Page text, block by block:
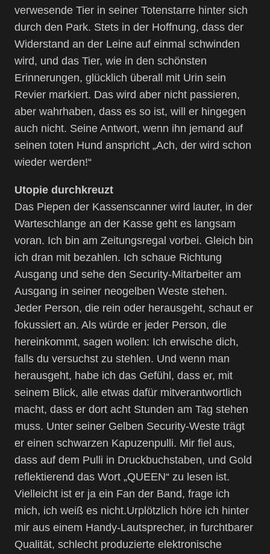
verwesende Tier in seiner Totenstarre hinter sich
durch den Park. Stets in der Hoffnung, dass der
Widerstand an der Leine auf einmal schwinden
wird, und das Tier, wie in den schönsten
Erinnerungen, glücklich überall mit Urin sein
Revier markiert. Das wird aber nicht passieren,
aber wahrhaben, dass es so ist, will er hingegen
auch nicht. Seine Antwort, wenn ihn jemand auf
seinen toten Hund anspricht „Ach, der wird schon
wieder werden!“
Utopie durchkreuzt
Das Piepen der Kassenscanner wird lauter, in der
Warteschlange an der Kasse geht es langsam
voran. Ich bin am Zeitungsregal vorbei. Gleich bin
ich dran mit bezahlen. Ich schaue Richtung
Ausgang und sehe den Security-Mitarbeiter am
Ausgang in seiner neogelben Weste stehen.
Jeder Person, die rein oder herausgeht, schaut er
fokussiert an. Als würde er jeder Person, die
hereinkommt, sagen wollen: Ich erwische dich,
falls du versuchst zu stehlen. Und wenn man
herausgeht, habe ich das Gefühl, dass er, mit
seinem Blick, alle etwas dafür mitverantwortlich
macht, dass er dort acht Stunden am Tag stehen
muss. Unter seiner Gelben Security-Weste trägt
er einen schwarzen Kapuzenpulli. Mir fiel aus,
dass auf dem Pulli in Druckbuchstaben, und Gold
reflektierend das Wort „QUEEN“ zu lesen ist.
Vielleicht ist er ja ein Fan der Band, frage ich
mich, ich weiß es nicht.Urplötzlich höre ich hinter
mir aus einem Handy-Lautsprecher, in furchtbarer
Qualität, schlecht produzierte elektronische